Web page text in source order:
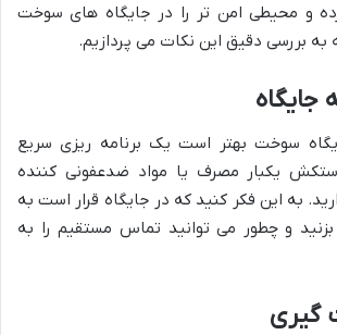
و محیطی امن تر را در جایگاه های سوخت
به بررسی دقیق این نکات می پردازیم.
جایگاه
سوخت بهتر است یک برنامه ریزی سریع
یکبار مصرف یا مواد ضدعفونی کننده
به این فکر کنید که در جایگاه قرار است به
و چطور می توانید تماس مستقیم را به
گیری